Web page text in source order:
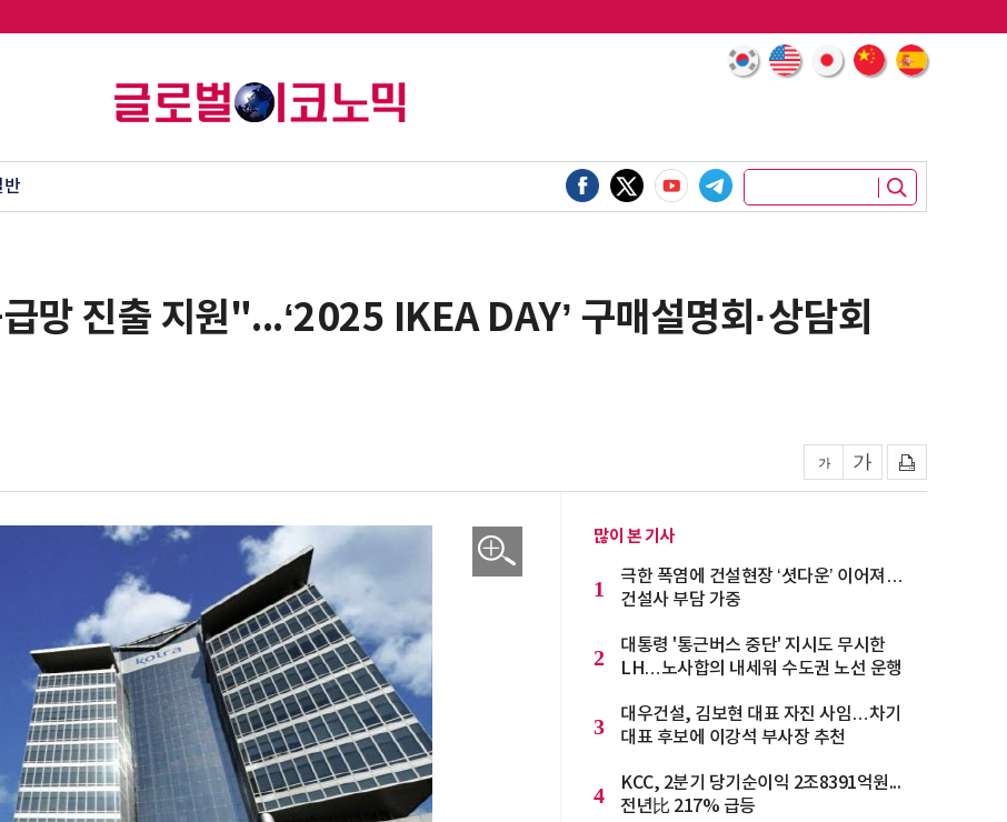
반
망 진출 지원"...‘2025 IKEA DAY’ 구매설명회·상담회
많이 본 기사
1
극한 폭염에 건설현장 ‘셧다운’ 이어져…
건설사 부담 가중
2
대통령 '통근버스 중단' 지시도 무시한
LH…노사합의 내세워 수도권 노선 운행
3
대우건설, 김보현 대표 자진 사임…차기
대표 후보에 이강석 부사장 추천
4
KCC, 2분기 당기순이익 2조8391억원...
전년比 217% 급등